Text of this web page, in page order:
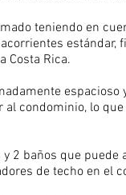
teniendo en
Costa Rica.
condominio, lo
2 baños que
de techo en el